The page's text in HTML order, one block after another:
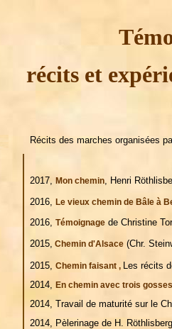
récits et
Récits des marches organisées
2017, Mon chemin, Henri
2016, Le vieux chemin de Bâle à
2016, Témoignage de Christine
2015, Chemin d'Alsace (Chr.
2015, Chemin faisant , Les récits
2014, En chemin avec trois gosses
2014, Travail de maturité sur le
2014, Pèlerinage de H.